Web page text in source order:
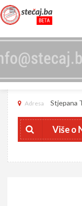
NBI ĆURIĆ D.O.O.
Adresa Stjepana
Više o